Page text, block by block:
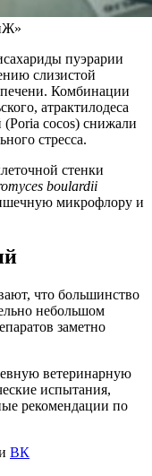
пуэрарии
слизистой
Комбинации
атрактилодеса
cocos) снижали
стресса.
стенки
boulardii
микрофлору и
что большинство
небольшом
заметно
ветеринарную
испытания,
рекомендации по
ВК